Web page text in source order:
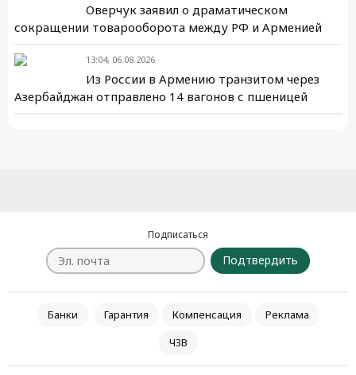
Оверчук заявил о драматическом
сокращении товарооборота между РФ и Арменией
13:04, 06.08.2026
Из России в Армению транзитом через
Азербайджан отправлено 14 вагонов с пшеницей
Подписаться
Подтвердить
Банки Гарантия Компенсация
Реклама
ЧЗВ